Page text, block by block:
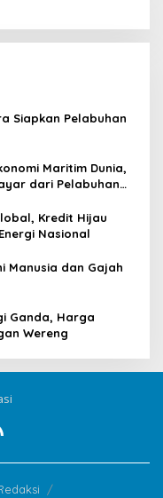
Siapkan Pelabuhan
Maritim Dunia,
dari Pelabuhan
Kredit Hijau
Nasional
Manusia dan Gajah
Ganda, Harga
Wereng